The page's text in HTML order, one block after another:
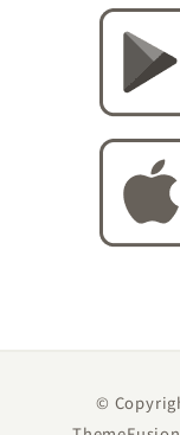
©